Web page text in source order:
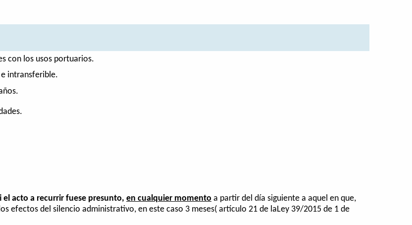
con los usos portuarios.
intransferible.
el acto a recurrir fuese presunto, en cualquier momentoa partir del día siguiente a aquel en que,
efectos del silencio administrativo, en este caso 3 meses( artículo 21 de laLey 39/2015 de 1 de